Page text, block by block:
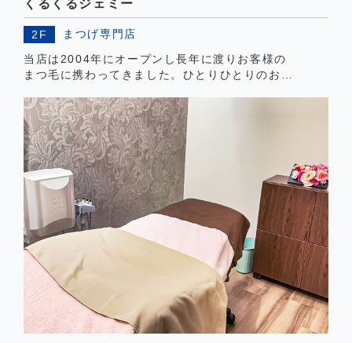
くるくるジェミー
2F
まつげ専門店
当店は2004年にオープンし長年に渡りお客様の
まつ毛に携わってきました。ひとりひとりのお客
の由来通り光り輝くをモットーに綺麗をつきつめ
て参りたいと思っております。